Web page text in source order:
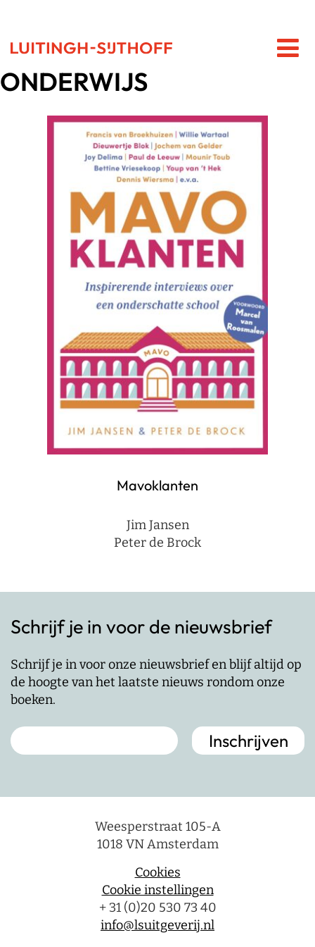
ONDERWIJS
Mavoklanten
Jim Jansen
Peter de Brock
Schrijf je in voor de nieuwsbrief
Schrijf je in voor onze nieuwsbrief en blijf altijd op
de hoogte van het laatste nieuws rondom onze
boeken.
Weesperstraat 105-A
1018 VN Amsterdam
Cookies
Cookie instellingen
+ 31 (0)20 530 73 40
info@lsuitgeverij.nl